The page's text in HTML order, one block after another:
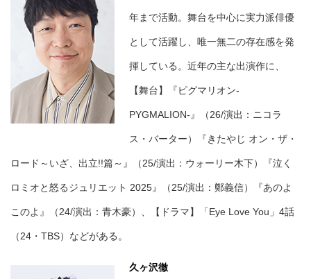
年まで活動。舞台を中心に実力派俳優
として活躍し、唯一無二の存在感を発
揮している。近年の主な出演作に、
【舞台】『ピグマリオン-
PYGMALION-』（26/演出：ニコラ
ス・バーター）『きたやじ オン・ザ・
ロード～いざ、出立!!篇～』（25/演出：ウォーリー木下）『泣く
ロミオと怒るジュリエット 2025』（25/演出：鄭義信）『あのよ
このよ』（24/演出：青木豪）、【ドラマ】「Eye Love You」4話
（24・TBS）などがある。
久ヶ沢徹